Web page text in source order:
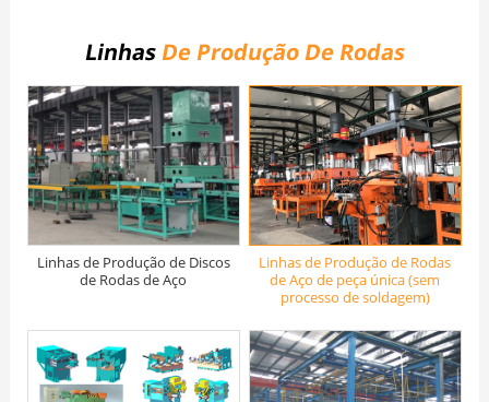
LinhasDe Produção De Rodas
Linhas de Produção de Discos
de Rodas de Aço
Linhas de Produção de Rodas
de Aço de peça única (sem
processo de soldagem)